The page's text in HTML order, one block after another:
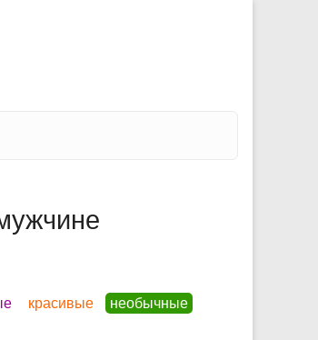
красивые
необычные